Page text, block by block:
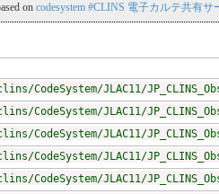
on codesystem #CLINS 電子カルテ共有
JLAC11/
JLAC11/
JLAC11/
JLAC11/
JLAC11/